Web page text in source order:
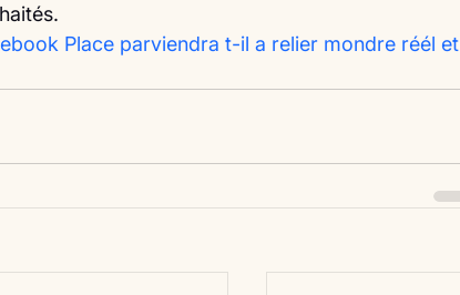
Place parviendra t-il a relier mondre réél et